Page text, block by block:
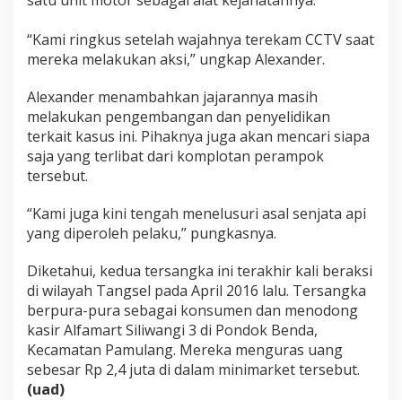
“Kami ringkus setelah wajahnya terekam CCTV saat
mereka melakukan aksi,” ungkap Alexander.
Alexander menambahkan jajarannya masih
melakukan pengembangan dan penyelidikan
terkait kasus ini. Pihaknya juga akan mencari siapa
saja yang terlibat dari komplotan perampok
tersebut.
“Kami juga kini tengah menelusuri asal senjata api
yang diperoleh pelaku,” pungkasnya.
Diketahui, kedua tersangka ini terakhir kali beraksi
di wilayah Tangsel pada April 2016 lalu. Tersangka
berpura-pura sebagai konsumen dan menodong
kasir Alfamart Siliwangi 3 di Pondok Benda,
Kecamatan Pamulang. Mereka menguras uang
sebesar Rp 2,4 juta di dalam minimarket tersebut.
(uad)